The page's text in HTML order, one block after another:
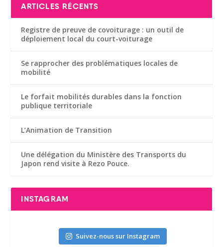
ARTICLES RÉCENTS
Registre de preuve de covoiturage : un outil de
déploiement local du court-voiturage
Se rapprocher des problématiques locales de
mobilité
Le forfait mobilités durables dans la fonction
publique territoriale
L’Animation de Transition
Une délégation du Ministère des Transports du
Japon rend visite à Rezo Pouce.
INSTAGRAM
Suivez-nous sur Instagram